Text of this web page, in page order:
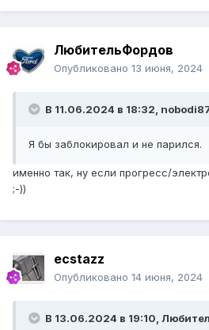
ЛюбительФордов
Опубликовано 13 июня, 2024
В 11.06.2024 в 18:32,
Я бы заблокировал и не парился.
именно так, ну если прогресс/
;-))
ecstazz
Опубликовано 14 июня, 2024
В 13.06.2024 в 19:10,